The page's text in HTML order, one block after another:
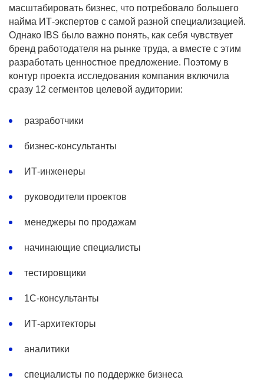
масштабировать бизнес, что потребовало большего
найма ИТ-экспертов с самой разной специализацией.
Однако IBS было важно понять, как себя чувствует
бренд работодателя на рынке труда, а вместе с этим
разработать ценностное предложение. Поэтому в
контур проекта исследования компания включила
сразу 12 сегментов целевой аудитории:
разработчики
бизнес-консультанты
ИТ-инженеры
руководители проектов
менеджеры по продажам
начинающие специалисты
тестировщики
1С-консультанты
ИТ-архитекторы
аналитики
специалисты по поддержке бизнеса